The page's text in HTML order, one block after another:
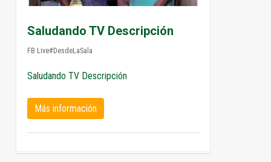
Saludando TV Descripción
FB Live#DesdeLaSala
Saludando TV Descripción
Más información